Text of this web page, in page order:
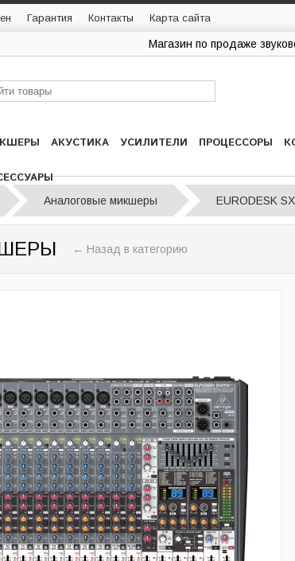
Гарантия Контакты Карта сайта
Магазин по продаже
АКУСТИКА УСИЛИТЕЛИ ПРОЦЕССОРЫ
Аналоговые микшеры EURODESK
← Назад в категорию